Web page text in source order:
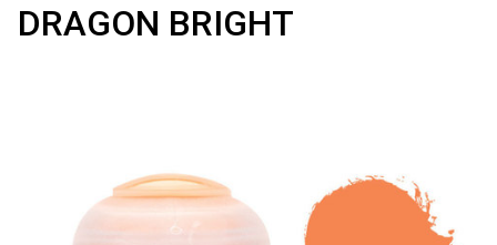
DRAGON BRIGHT